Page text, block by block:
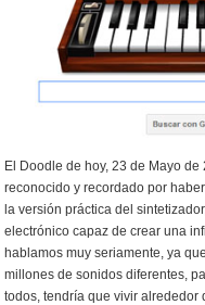
El Doodle de hoy, 23 de Mayo
reconocido y recordado por
la versión práctica del
electrónico capaz de crear una
hablamos muy seriamente, ya
millones de sonidos diferentes,
todos, tendría que vivir alrededor